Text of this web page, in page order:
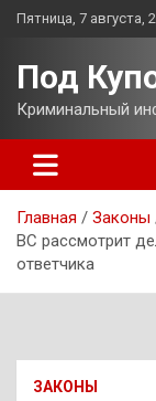
Перейти
Пятница, 7 августа,
Под
Криминальный
Главная
Законы
ВС рассмотрит
ответчика
ЗАКОНЫ